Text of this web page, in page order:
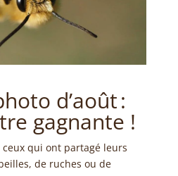
d’août :
gagnante !
qui ont partagé leurs
de ruches ou de